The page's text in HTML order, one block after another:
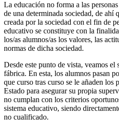
La educación no forma a las
de una determinada sociedad, de ahí
creada por la sociedad con el fin de
educativo se constituye con la
los/as alumnos/as los valores, las
normas de dicha sociedad.
Desde este punto de vista, veamos el
fábrica. En esta, los alumnos pasan
que curso tras curso se le añaden los
Estado para asegurar su propia
no cumplan con los criterios
sistema educativo, siendo
no cualificado.